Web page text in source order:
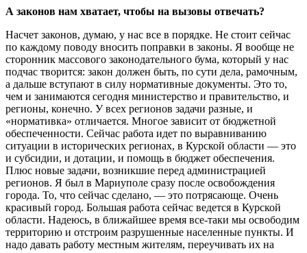
А законов нам хватает, чтобы на вызовы отвечать?
Насчет законов, думаю, у нас все в порядке. Не стоит сейчас
по каждому поводу вносить поправки в законы. Я вообще не
сторонник массового законодательного бума, который у нас
подчас творится: закон должен быть, по сути дела, рамочным,
а дальше вступают в силу нормативные документы. Это то,
чем и занимаются сегодня министерство и правительство, и
регионы, конечно. У всех регионов задачи разные, и
«нормативка» отличается. Многое зависит от бюджетной
обеспеченности. Сейчас работа идет по выравниванию
ситуации в исторических регионах, в Курской области — это
и субсидии, и дотации, и помощь в бюджет обеспечения.
Плюс новые задачи, возникшие перед администрацией
регионов. Я был в Мариуполе сразу после освобождения
города. То, что сейчас сделано, — это потрясающе. Очень
красивый город. Большая работа сейчас ведется в Курской
области. Надеюсь, в ближайшее время все-таки мы освободим
территорию и отстроим разрушенные населенные пункты. И
надо давать работу местным жителям, переучивать их на